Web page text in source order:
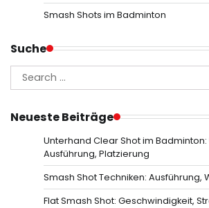
Smash Shots im Badminton
Suche
Search
for:
Neueste Beiträge
Unterhand Clear Shot im
Ausführung, Platzierung
Smash Shot Techniken: Ausführung,
Flat Smash Shot: Geschwindigkeit,